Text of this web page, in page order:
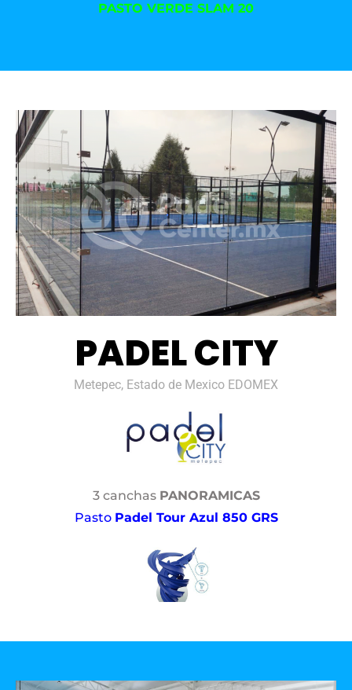
PASTO VERDE SLAM 20
PADEL CITY
Metepec, Estado de Mexico EDOMEX
3 canchas PANORAMICAS
Pasto Padel Tour Azul 850 GRS